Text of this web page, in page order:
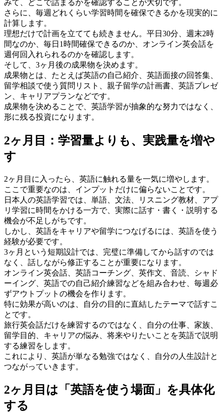
みて、どこで詰まるかを確認することが大切です。
さらに、毎週どれくらい学習時間を確保できるかを現実的に
計算します。
理想だけで計画を立てても続きません。平日30分、週末2時
間なのか、毎日1時間確保できるのか、オンライン英会話を
週何回入れられるのかを確認します。
そして、3ヶ月後の成果物を決めます。
成果物とは、たとえば英語の自己紹介、英語面接の回答集、
留学相談で使う質問リスト、親子留学の計画書、英語プレゼ
ン、キャリアプランなどです。
成果物を決めることで、英語学習が抽象的な努力ではなく、
形に残る投資になります。
2ヶ月目：学習量よりも、実践量を増や
す
2ヶ月目に入ったら、英語に触れる量を一気に増やします。
ここで重要なのは、インプットだけに偏らないことです。
日本人の英語学習では、単語、文法、リスニング教材、アプ
リ学習に時間をかける一方で、実際に話す・書く・説明する
機会が不足しがちです。
しかし、英語をキャリアや留学につなげるには、英語を使う
経験が必要です。
3ヶ月という短期設計では、完璧に準備してから話すのでは
なく、話しながら修正することが重要になります。
オンライン英会話、英語コーチング、英作文、音読、シャド
ーイング、英語での自己紹介練習などを組み合わせ、毎週必
ずアウトプットの機会を作ります。
特に効果が高いのは、自分の目的に直結したテーマで話すこ
とです。
旅行英会話だけを練習するのではなく、自分の仕事、家族、
留学目的、キャリアの悩み、将来やりたいことを英語で説明
する練習をします。
これにより、英語が単なる勉強ではなく、自分の人生設計と
つながっていきます。
2ヶ月目は「英語を使う場面」を具体化
する